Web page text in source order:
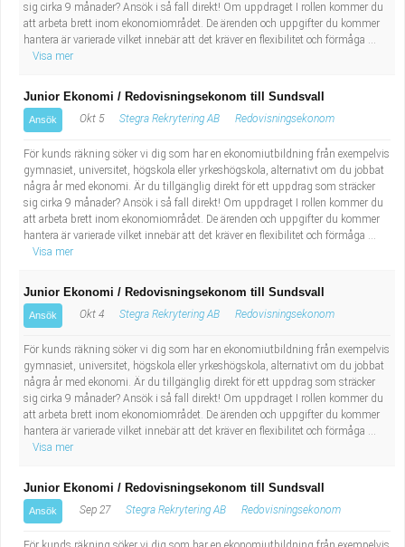
sig cirka 9 månader? Ansök i så fall direkt! Om uppdraget I rollen kommer du
att arbeta brett inom ekonomiområdet. De ärenden och uppgifter du kommer
hantera är varierade vilket innebär att det kräver en flexibilitet och förmåga ...
Visa mer
Junior Ekonomi / Redovisningsekonom till Sundsvall
Ansök Okt 5 Stegra Rekrytering AB Redovisningsekonom
För kunds räkning söker vi dig som har en ekonomiutbildning från exempelvis
gymnasiet, universitet, högskola eller yrkeshögskola, alternativt om du jobbat
några år med ekonomi. Är du tillgänglig direkt för ett uppdrag som sträcker
sig cirka 9 månader? Ansök i så fall direkt! Om uppdraget I rollen kommer du
att arbeta brett inom ekonomiområdet. De ärenden och uppgifter du kommer
hantera är varierade vilket innebär att det kräver en flexibilitet och förmåga ...
Visa mer
Junior Ekonomi / Redovisningsekonom till Sundsvall
Ansök Okt 4 Stegra Rekrytering AB Redovisningsekonom
För kunds räkning söker vi dig som har en ekonomiutbildning från exempelvis
gymnasiet, universitet, högskola eller yrkeshögskola, alternativt om du jobbat
några år med ekonomi. Är du tillgänglig direkt för ett uppdrag som sträcker
sig cirka 9 månader? Ansök i så fall direkt! Om uppdraget I rollen kommer du
att arbeta brett inom ekonomiområdet. De ärenden och uppgifter du kommer
hantera är varierade vilket innebär att det kräver en flexibilitet och förmåga ...
Visa mer
Junior Ekonomi / Redovisningsekonom till Sundsvall
Ansök Sep 27 Stegra Rekrytering AB Redovisningsekonom